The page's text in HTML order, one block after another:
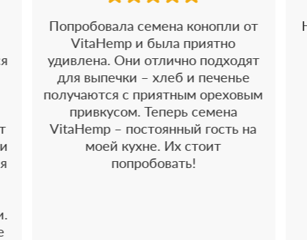
Попробовала семена конопли от
VitaHemp и была приятно
удивлена. Они отлично подходят
для выпечки – хлеб и печенье
получаются с приятным ореховым
привкусом. Теперь семена
VitaHemp – постоянный гость на
моей кухне. Их стоит
попробовать!